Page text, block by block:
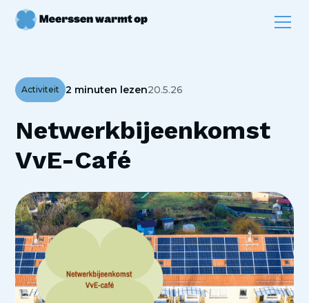
Activiteit 2 minuten lezen20.5.26
Netwerkbijeenkomst
VvE-Café